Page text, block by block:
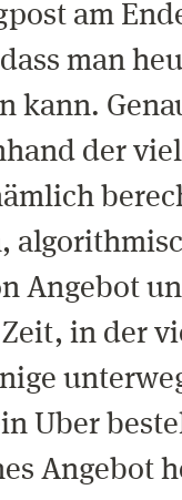
am
man
kann.
der
Angebot
in der
Uber
Angebot